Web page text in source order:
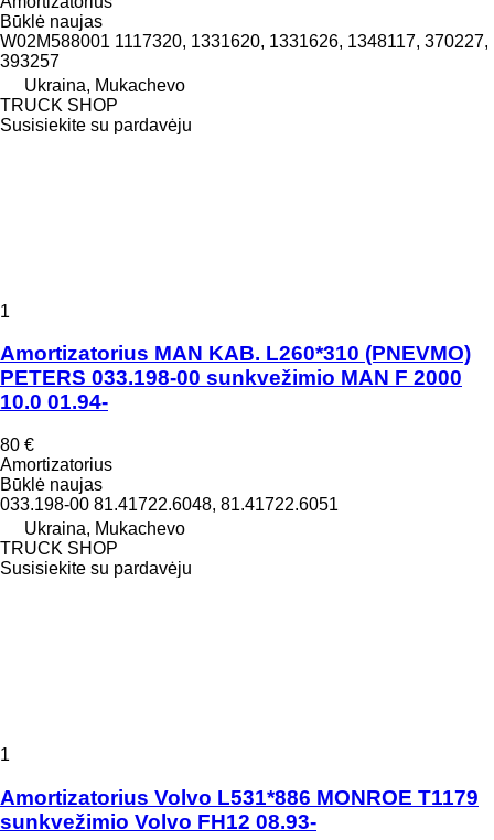
Būklė naujas
W02M588001 1117320, 1331620, 1331626, 1348117, 370227,
393257
Ukraina, Mukachevo
TRUCK SHOP
Susisiekite su pardavėju
1
Amortizatorius MAN KAB. L260*310 (PNEVMO)
PETERS 033.198-00 sunkvežimio MAN F 2000
10.0 01.94-
80 €
Amortizatorius
Būklė naujas
033.198-00 81.41722.6048, 81.41722.6051
Ukraina, Mukachevo
TRUCK SHOP
Susisiekite su pardavėju
1
Amortizatorius Volvo L531*886 MONROE T1179
sunkvežimio Volvo FH12 08.93-